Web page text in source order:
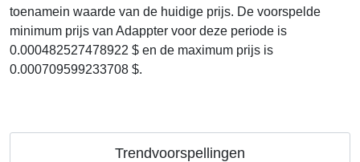
toenamein waarde van de huidige prijs. De voorspelde
minimum prijs van Adappter voor deze periode is
0.000482527478922 $ en de maximum prijs is
0.000709599233708 $.
Trendvoorspellingen